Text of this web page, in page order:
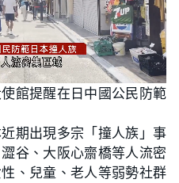
館提醒在日中國公民防範
期出現多宗「撞人族」事
谷、大阪心齋橋等人流密
、兒童、老人等弱勢社群